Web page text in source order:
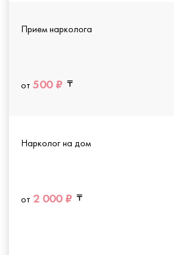
Прием нарколога
от 500 ₽
Нарколог на дом
от 2 000 ₽